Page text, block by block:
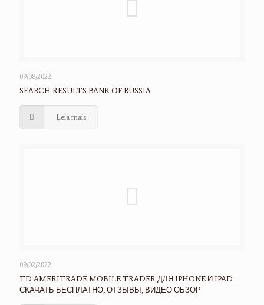
09/08/2022
SEARCH RESULTS BANK OF RUSSIA
Leia mais
09/02/2022
TD AMERITRADE MOBILE TRADER ДЛЯ IPHONE И IPAD
СКАЧАТЬ БЕСПЛАТНО, ОТЗЫВЫ, ВИДЕО ОБЗОР